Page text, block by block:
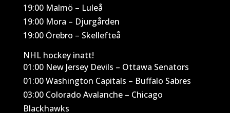
19:00 Malmö – Luleå
19:00 Mora – Djurgården
19:00 Örebro – Skellefteå
NHL hockey inatt!
01:00 New Jersey Devils – Ottawa Senators
01:00 Washington Capitals – Buffalo Sabres
03:00 Colorado Avalanche – Chicago
Blackhawks